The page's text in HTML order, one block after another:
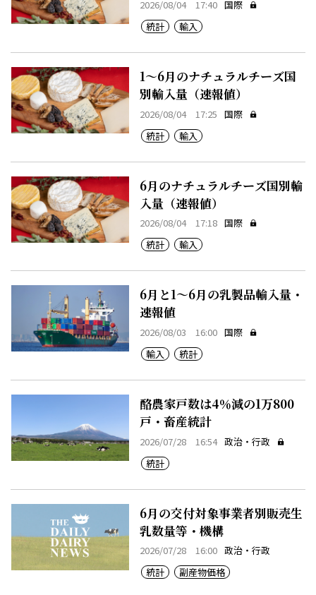
2026/08/04 17:40 国際
統計
輸入
1～6月のナチュラルチーズ国
別輸入量（速報値）
2026/08/04 17:25 国際
統計
輸入
6月のナチュラルチーズ国別輸
入量（速報値）
2026/08/04 17:18 国際
統計
輸入
6月と1～6月の乳製品輸入量・
速報値
2026/08/03 16:00 国際
輸入
統計
酪農家戸数は4％減の1万800
戸・畜産統計
2026/07/28 16:54 政治・行政
統計
6月の交付対象事業者別販売生
乳数量等・機構
2026/07/28 16:00 政治・行政
統計
副産物価格